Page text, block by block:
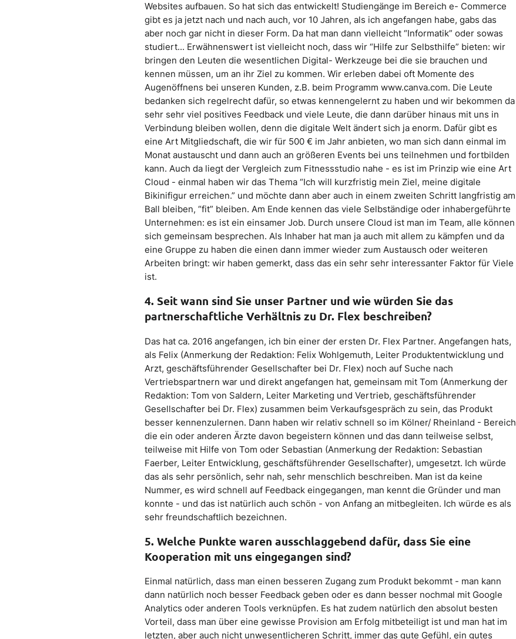
Websites aufbauen. So hat sich das entwickelt! Studiengänge im Bereich e- Commerce
gibt es ja jetzt nach und nach auch, vor 10 Jahren, als ich angefangen habe, gabs das
aber noch gar nicht in dieser Form. Da hat man dann vielleicht “Informatik” oder sowas
studiert... Erwähnenswert ist vielleicht noch, dass wir “Hilfe zur Selbsthilfe” bieten: wir
bringen den Leuten die wesentlichen Digital- Werkzeuge bei die sie brauchen und
kennen müssen, um an ihr Ziel zu kommen. Wir erleben dabei oft Momente des
Augenöffnens bei unseren Kunden, z.B. beim Programm www.canva.com. Die Leute
bedanken sich regelrecht dafür, so etwas kennengelernt zu haben und wir bekommen da
sehr sehr viel positives Feedback und viele Leute, die dann darüber hinaus mit uns in
Verbindung bleiben wollen, denn die digitale Welt ändert sich ja enorm. Dafür gibt es
eine Art Mitgliedschaft, die wir für 500 € im Jahr anbieten, wo man sich dann einmal im
Monat austauscht und dann auch an größeren Events bei uns teilnehmen und fortbilden
kann. Auch da liegt der Vergleich zum Fitnessstudio nahe - es ist im Prinzip wie eine Art
Cloud - einmal haben wir das Thema “Ich will kurzfristig mein Ziel, meine digitale
Bikinifigur erreichen.” und möchte dann aber auch in einem zweiten Schritt langfristig am
Ball bleiben, “fit” bleiben. Am Ende kennen das viele Selbständige oder inhabergeführte
Unternehmen: es ist ein einsamer Job. Durch unsere Cloud ist man im Team, alle können
sich gemeinsam besprechen. Als Inhaber hat man ja auch mit allem zu kämpfen und da
eine Gruppe zu haben die einen dann immer wieder zum Austausch oder weiteren
Arbeiten bringt: wir haben gemerkt, dass das ein sehr sehr interessanter Faktor für Viele
ist.
4. Seit wann sind Sie unser Partner und wie würden Sie das
partnerschaftliche Verhältnis zu Dr. Flex beschreiben?
Das hat ca. 2016 angefangen, ich bin einer der ersten Dr. Flex Partner. Angefangen hats,
als Felix (Anmerkung der Redaktion: Felix Wohlgemuth, Leiter Produktentwicklung und
Arzt, geschäftsführender Gesellschafter bei Dr. Flex) noch auf Suche nach
Vertriebspartnern war und direkt angefangen hat, gemeinsam mit Tom (Anmerkung der
Redaktion: Tom von Saldern, Leiter Marketing und Vertrieb, geschäftsführender
Gesellschafter bei Dr. Flex) zusammen beim Verkaufsgespräch zu sein, das Produkt
besser kennenzulernen. Dann haben wir relativ schnell so im Kölner/ Rheinland - Bereich
die ein oder anderen Ärzte davon begeistern können und das dann teilweise selbst,
teilweise mit Hilfe von Tom oder Sebastian (Anmerkung der Redaktion: Sebastian
Faerber, Leiter Entwicklung, geschäftsführender Gesellschafter), umgesetzt. Ich würde
das als sehr persönlich, sehr nah, sehr menschlich beschreiben. Man ist da keine
Nummer, es wird schnell auf Feedback eingegangen, man kennt die Gründer und man
konnte - und das ist natürlich auch schön - von Anfang an mitbegleiten. Ich würde es als
sehr freundschaftlich bezeichnen.
5. Welche Punkte waren ausschlaggebend dafür, dass Sie eine
Kooperation mit uns eingegangen sind?
Einmal natürlich, dass man einen besseren Zugang zum Produkt bekommt - man kann
dann natürlich noch besser Feedback geben oder es dann besser nochmal mit Google
Analytics oder anderen Tools verknüpfen. Es hat zudem natürlich den absolut besten
Vorteil, dass man über eine gewisse Provision am Erfolg mitbeteiligt ist und man hat im
letzten, aber auch nicht unwesentlicheren Schritt, immer das gute Gefühl, ein gutes